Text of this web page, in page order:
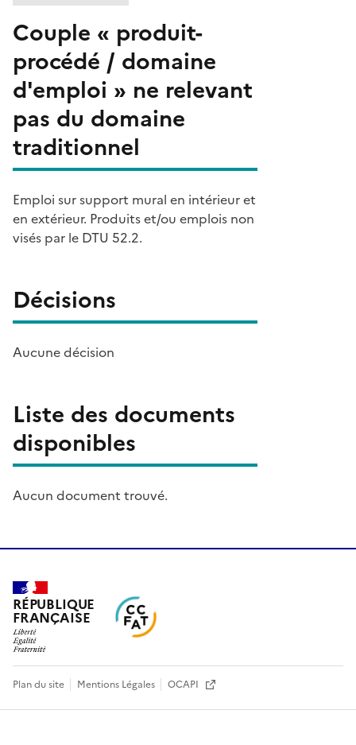
Couple « produit-
procédé / domaine
d'emploi » ne relevant
pas du domaine
traditionnel
Emploi sur support mural en intérieur et
en extérieur. Produits et/ou emplois non
visés par le DTU 52.2.
Décisions
Aucune décision
Liste des documents
disponibles
Aucun document trouvé.
RÉPUBLIQUE
FRANÇAISE
Plan du site Mentions Légales OCAPI